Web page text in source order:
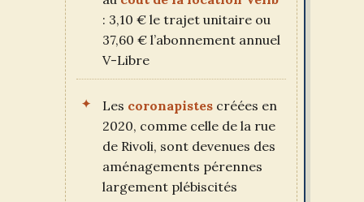
: 3,10 € le trajet unitaire ou
37,60 € l’abonnement annuel
V-Libre
Les coronapistes créées en
2020, comme celle de la rue
de Rivoli, sont devenues des
aménagements pérennes
largement plébiscités